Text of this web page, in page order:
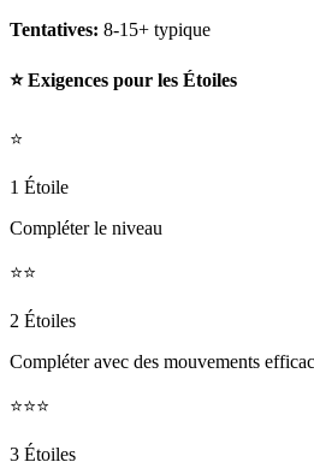
Tentatives: 8-15+ typique
⭐ Exigences pour les Étoiles
⭐
1 Étoile
Compléter le niveau
⭐⭐
2 Étoiles
Compléter avec des mouvements
⭐⭐⭐
3 Étoiles